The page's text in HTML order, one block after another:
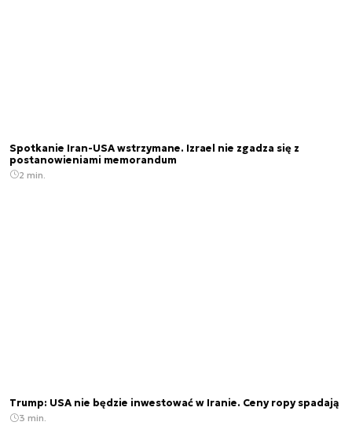
Spotkanie Iran-USA wstrzymane. Izrael nie zgadza się z
postanowieniami memorandum
2 min.
Trump: USA nie będzie inwestować w Iranie. Ceny ropy spadają
3 min.